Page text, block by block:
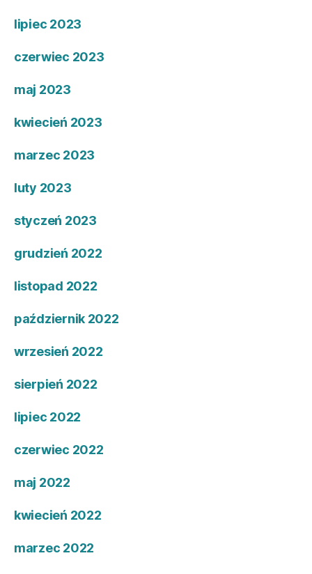
lipiec 2023
czerwiec 2023
maj 2023
kwiecień 2023
marzec 2023
luty 2023
styczeń 2023
grudzień 2022
listopad 2022
październik 2022
wrzesień 2022
sierpień 2022
lipiec 2022
czerwiec 2022
maj 2022
kwiecień 2022
marzec 2022